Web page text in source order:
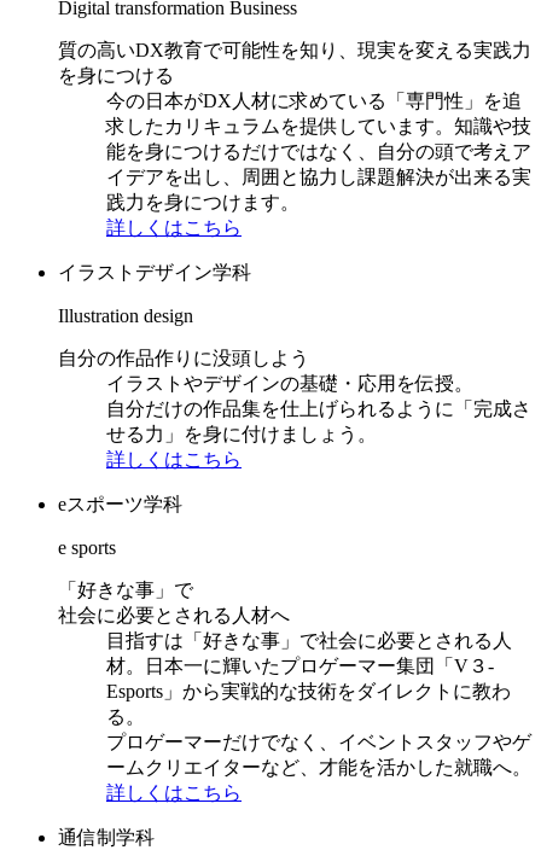
Digital transformation Business
質の高いDX教育で可能性を知り、現実を変える実践力
を身につける
今の日本がDX人材に求めている「専門性」を追
求したカリキュラムを提供しています。知識や技
能を身につけるだけではなく、自分の頭で考えア
イデアを出し、周囲と協力し課題解決が出来る実
践力を身につけます。
詳しくはこちら
イラストデザイン学科
Illustration design
自分の作品作りに没頭しよう
イラストやデザインの基礎・応用を伝授。
自分だけの作品集を仕上げられるように「完成さ
せる力」を身に付けましょう。
詳しくはこちら
eスポーツ学科
e sports
「好きな事」で
社会に必要とされる人材へ
目指すは「好きな事」で社会に必要とされる人
材。日本一に輝いたプロゲーマー集団「V３-
Esports」から実戦的な技術をダイレクトに教わ
る。
プロゲーマーだけでなく、イベントスタッフやゲ
ームクリエイターなど、才能を活かした就職へ。
詳しくはこちら
通信制学科